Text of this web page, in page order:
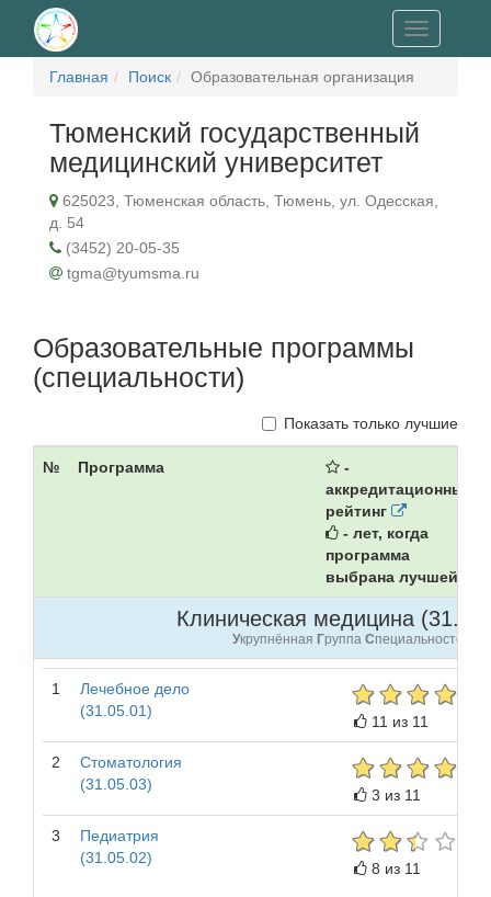
Toggle
navigation
Главная
Поиск Образовательная организация
Тюменский государственный
медицинский университет
625023, Тюменская область, Тюмень, ул. Одесская,
д. 54
(3452) 20‐05‐35
tgma@tyumsma.ru
Образовательные программы
(специальности)
Показать только лучшие
№ Программа
-
аккредитационный
рейтинг
- лет, когда
программа
выбрана лучшей
Клиническая медицина
Укрупнённая Группа Специальностей
1
Лечебное дело
(31.05.01)
11 из 11
2
Стоматология
(31.05.03)
3 из 11
3
Педиатрия
(31.05.02)
8 из 11